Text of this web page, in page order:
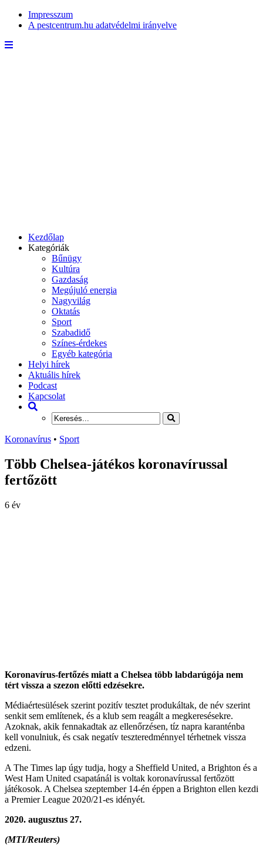
Impresszum
A pestcentrum.hu adatvédelmi irányelve
Kezdőlap
Kategóriák
Bűnügy
Kultúra
Gazdaság
Megújuló energia
Nagyvilág
Oktatás
Sport
Szabadidő
Színes-érdekes
Egyéb kategória
Helyi hírek
Aktuális hírek
Podcast
Kapcsolat
Koronavírus • Sport
Több Chelsea-játékos koronavírussal
fertőzött
6 év
Koronavírus-fertőzés miatt a Chelsea több labdarúgója nem
tért vissza a szezon előtti edzésekre.
Médiaértesülések szerint pozitív tesztet produkáltak, de név szerint
senkit sem említenek, és a klub sem reagált a megkeresésekre.
Azoknak, akik fennakadtak az ellenőrzésen, tíz napra karanténba
kell vonulniuk, és csak negatív teszteredménnyel térhetnek vissza
edzeni.
A The Times lap úgy tudja, hogy a Sheffield United, a Brighton és a
West Ham United csapatánál is voltak koronavírussal fertőzött
játékosok. A Chelsea szeptember 14-én éppen a Brighton ellen kezdi
a Premier League 2020/21-es idényét.
2020. augusztus 27.
(MTI/Reuters)